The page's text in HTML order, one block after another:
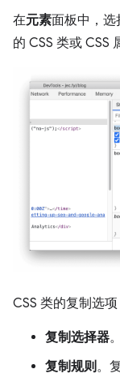
在元素面板中，选
的 CSS 类或 CSS
CSS 类的复制选项
复制选择器
复制规则。